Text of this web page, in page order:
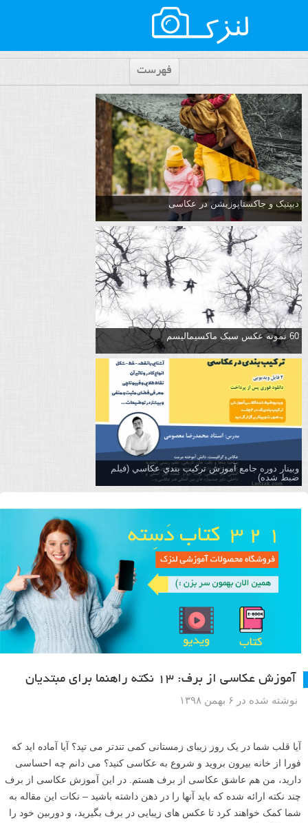
فهرست
دیپتیک و جاکستا‌پوزیشن در عکاسی
60 نمونه عکس سبک ماکسیمالیسم
وبینار دوره جامع آموزش تركيب بندي عكاسي (فیلم
ضبط شده)
آموزش عکاسی از برف: ۱۳ نکته راهنما برای مبتدیان
نوشته شده در ۶ بهمن ۱۳۹۸
آیا قلب شما در یک روز زیبای زمستانی کمی تندتر می تپد؟ آیا آماده اید که
فورا از خانه بیرون بروید و شروع به عکاسی کنید؟ می دانم چه احساسی
دارید، من هم عاشق عکاسی از برف هستم. در این آموزش عکاسی از برف
چند نکته ارائه شده که باید آنها را در ذهن داشته باشید – نکات این مقاله به
شما کمک خواهند کرد تا عکس های زیبایی در برف بگیرید، و دوربین خود را